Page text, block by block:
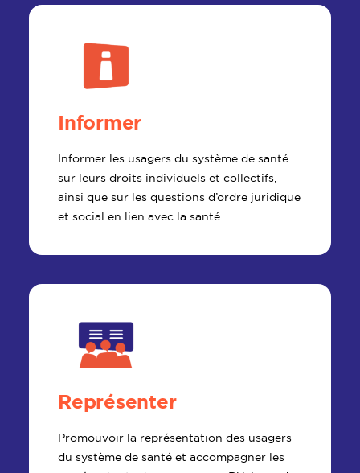
Informer
Informer les usagers du système de santé
sur leurs droits individuels et collectifs,
ainsi que sur les questions d’ordre juridique
et social en lien avec la santé.
Représenter
Promouvoir la représentation des usagers
du système de santé et accompagner les